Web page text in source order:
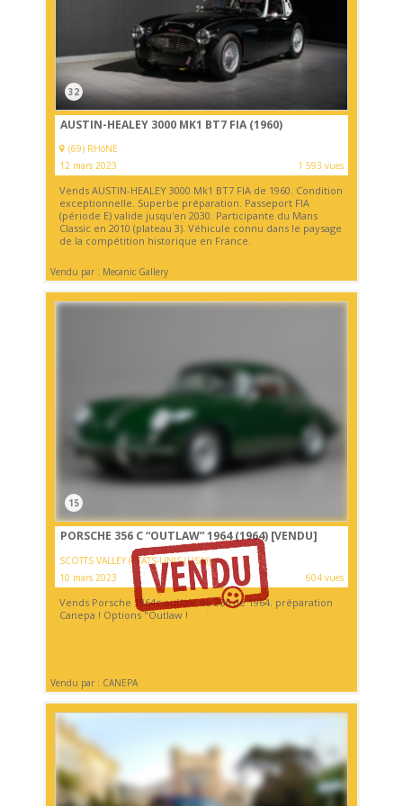
32
AUSTIN-HEALEY 3000 MK1 BT7 FIA (1960)
(69) RHôNE
12 mars 2023
1 593 vues
Vends AUSTIN-HEALEY 3000 Mk1 BT7 FIA de 1960. Condition
exceptionnelle. Superbe préparation. Passeport FIA
(période E) valide jusqu'en 2030. Participante du Mans
Classic en 2010 (plateau 3). Véhicule connu dans le paysage
de la compétition historique en France.
Vendu par : Mecanic Gallery
15
PORSCHE 356 C “OUTLAW” 1964 (1964) [VENDU]
SCOTTS VALLEY (ETATS-UNIS (USA))
10 mars 2023
604 vues
Vends Porsche 1964c outlaw de 356 de 1964. préparation
Canepa ! Options "Outlaw !
Vendu par : CANEPA